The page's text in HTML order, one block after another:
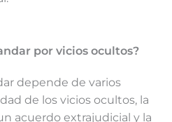
por vicios ocultos?
depende de varios
de los vicios ocultos, la
acuerdo extrajudicial y la